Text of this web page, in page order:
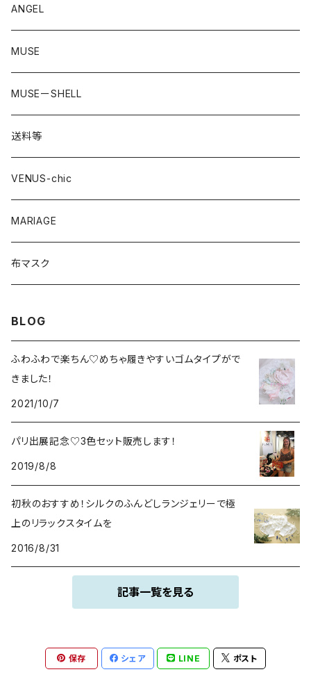
straeberry
ANGEL
MUSE
MUSEーSHELL
送料等
VENUS-chic
MARIAGE
布マスク
BLOG
ふわふわで楽ちん♡めちゃ履きやすいゴムタイプがで
きました！
2021/10/7
パリ出展記念♡3色セット販売します！
2019/8/8
初秋のおすすめ！シルクのふんどしランジェリーで極
上のリラックスタイムを
2016/8/31
記事一覧を見る
保存 シェア LINE ポスト